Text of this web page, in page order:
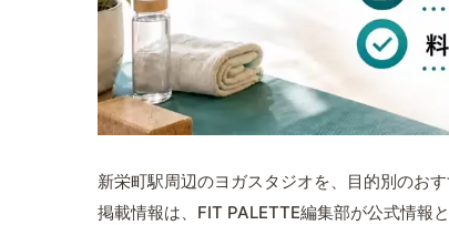
新栄町駅周辺のヨガスタジオを、目的別のお
掲載情報は、FIT PALETTE編集部が公式情報